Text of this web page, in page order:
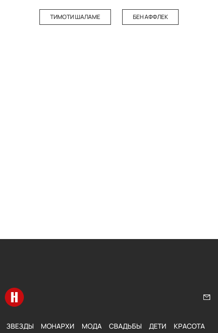
ТИМОТИ ШАЛАМЕ БЕН АФФЛЕК
Перейти на главную
ЗВЕЗДЫ МОНАРХИ МОДА СВАДЬБЫ ДЕТИ КРАСОТА